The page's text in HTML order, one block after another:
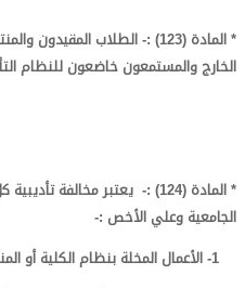
* المادة (123
) :-الطلاب المقيدون
الخارج والمستمعون خاضعون للنظام
* المادة (124
) :- يعتبر مخالفة تأديبية
الجامعية وعلي الأخص :-